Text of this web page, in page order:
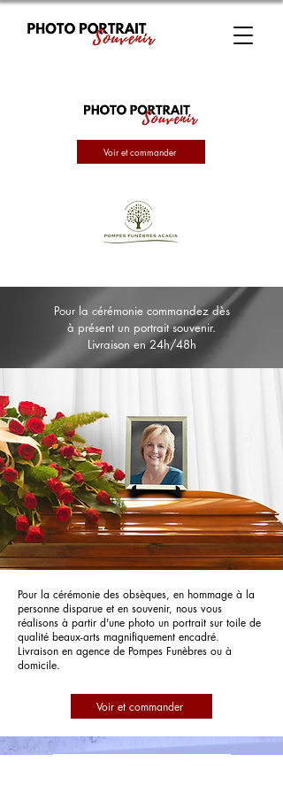
Voir et commander
Pour la cérémonie commandez dès
à présent un portrait souvenir.
Livraison en 24h/48h
Pour la cérémonie des obsèques, en hommage à la
personne disparue et en souvenir, nous vous
réalisons à partir d'une photo un portrait sur toile de
qualité beaux-arts magnifiquement encadré.
Livraison en agence de Pompes Funèbres ou à
domicile.
Voir et commander